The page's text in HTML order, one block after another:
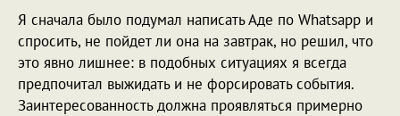
Я сначала было подумал написать Аде по Whatsapp и
спросить, не пойдет ли она на завтрак, но решил, что
это явно лишнее: в подобных ситуациях я всегда
предпочитал выжидать и не форсировать события.
Заинтересованность должна проявляться примерно